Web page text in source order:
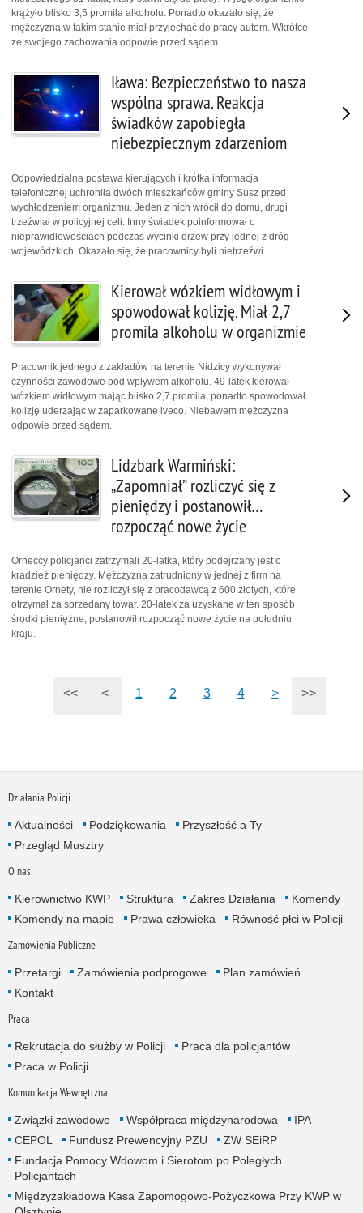
krążyło blisko 3,5 promila alkoholu. Ponadto okazało się, że
mężczyzna w takim stanie miał przyjechać do pracy autem. Wkrótce
ze swojego zachowania odpowie przed sądem.
Iława: Bezpieczeństwo to nasza
wspólna sprawa. Reakcja
świadków zapobiegła
niebezpiecznym zdarzeniom
Odpowiedzialna postawa kierujących i krótka informacja
telefonicznej uchroniła dwóch mieszkańców gminy Susz przed
wychłodzeniem organizmu. Jeden z nich wrócił do domu, drugi
trzeźwiał w policyjnej celi. Inny świadek poinformował o
nieprawidłowościach podczas wycinki drzew przy jednej z dróg
wojewódzkich. Okazało się, że pracownicy byli nietrzeźwi.
Kierował wózkiem widłowym i
spowodował kolizję. Miał 2,7
promila alkoholu w organizmie
Pracownik jednego z zakładów na terenie Nidzicy wykonywał
czynności zawodowe pod wpływem alkoholu. 49-latek kierował
wózkiem widłowym mając blisko 2,7 promila, ponadto spowodował
kolizję uderzając w zaparkowane iveco. Niebawem mężczyzna
odpowie przed sądem.
Lidzbark Warmiński:
„Zapomniał” rozliczyć się z
pieniędzy i postanowił…
rozpocząć nowe życie
Orneccy policjanci zatrzymali 20-latka, który podejrzany jest o
kradzież pieniędzy. Mężczyzna zatrudniony w jednej z firm na
terenie Ornety, nie rozliczył się z pracodawcą z 600 złotych, które
otrzymał za sprzedany towar. 20-latek za uzyskane w ten sposób
środki pieniężne, postanowił rozpocząć nowe życie na południu
kraju.
<< < 1 2 3 4 > >>
Działania Policji
Aktualności Podziękowania
Przyszłość a Ty
Przegląd Musztry
O nas
Kierownictwo KWP Struktura Zakres Działania
Komendy
Komendy na mapie
Prawa człowieka Równość płci w Policji
Zamówienia Publiczne
Przetargi Zamówienia podprogowe
Plan zamówień
Kontakt
Praca
Rekrutacja do służby w Policji
Praca dla policjantów
Praca w Policji
Komunikacja Wewnętrzna
Związki zawodowe Współpraca międzynarodowa
IPA
CEPOL
Fundusz Prewencyjny PZU
ZW SEiRP
Fundacja Pomocy Wdowom i Sierotom po Poległych
Policjantach
Międzyzakładowa Kasa Zapomogowo-Pożyczkowa Przy KWP w